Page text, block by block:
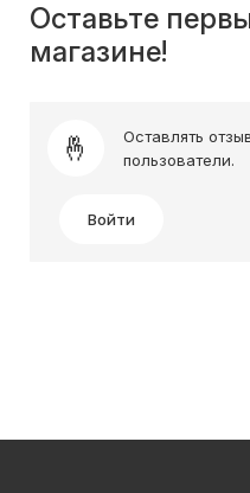
Оставьте
магазине!
Оставлять
пользователи.
Войти